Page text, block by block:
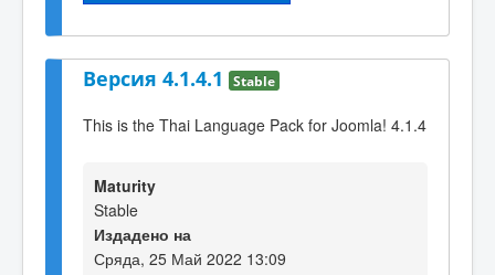
Версия 4.1.4.1 Stable
This is the Thai Language Pack for Joomla! 4.1.4
Maturity
Stable
Издадено на
Сряда, 25 Май 2022 13:09